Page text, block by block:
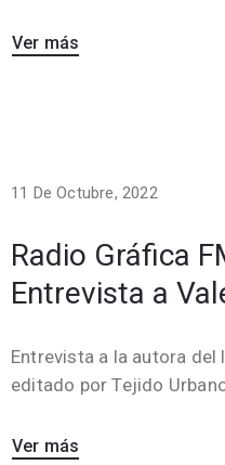
Ver más
11 De Octubre, 2022
Radio Gráfica
Entrevista a
Entrevista a la autora del
editado por Tejido
Ver más